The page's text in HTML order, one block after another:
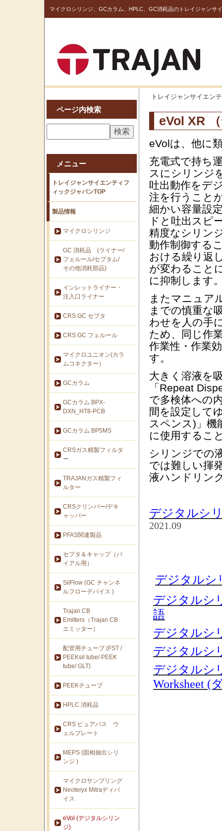
マイクロシリンジ、GCカラム、HPLC、GC消耗品のトレイジャンサ
ページ内検索
メニュー
トレイジャンサイエンティフ
ィックジャパンTOP
製品情報
マイクロシリンジ
GC 消耗品 (ライナー/
フェルール/セプタム/
その他消耗部品)
インレットライナー・
注入口ライナー
CRS GC セプタ
CRS GC フェルール
マイクロユニオン(カラ
ムコネクター）
GCカラム
GCカラム BPX-
DXN_HT8-PCB
GCカラム BP5MS
CRSガス精製フィルタ
ー
TRAJANガス精製フィ
ルター
CRSクリンパー/デキ
ャッパー
PFAS関連製品
セプタ＆キャップ（バ
イアル用）
SilFlow (GC チャンネ
ルフローデバイス )
Trajan CB
Emitters（Trajan CB
エミッター）
配管用チューブ (FST /
PEEKsil tube/ PEEK
tube/ GLT)
PEEKチューブ
HPLC 消耗品
CRS ピュアパス ウ
ェルプレート
MEPS (固相抽出シリ
ンジ )
マイクロサンプリング
Neoteryx Mitraディバ
イス
eVol (デジタルシリン
ジ)
トレイジャンサイエン
eVol XR
eVolは、他に
充電式で持ち
スにシリンジ
吐出動作をデ
注を行うこと
細かい容量設
ドと吐出スピ
精度なシリン
動作制御する
おける繰り返
が変わること
に抑制します
またマニュア
までの慎重な
わせを人の手
ため、同じ作
作業性・作業
す。
大きく溶液を
「Repeat
で多検体への
間を設定して
スペンス)」機
に使用するこ
シリンジでの
では難しい揮
液ハンドリン
デジタルシ
2021.09
デジタルシ
デジタルシ
語
デジタルシ
デジタルシ
デジタルシ
Worksheet (